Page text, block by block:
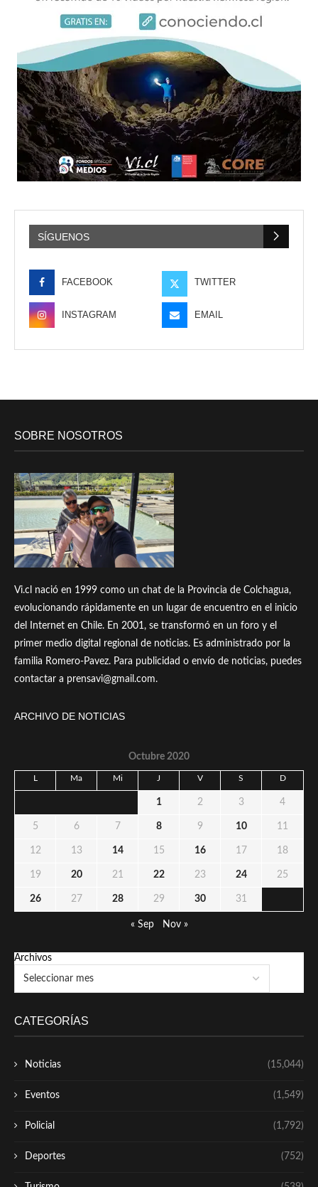
SÍGUENOS
FACEBOOK TWITTER
INSTAGRAM EMAIL
SOBRE NOSOTROS
Vi.cl nació en 1999 como un chat de la Provincia de Colchagua,
evolucionando rápidamente en un lugar de encuentro en el inicio
del Internet en Chile. En 2001, se transformó en un foro y el
primer medio digital regional de noticias. Es administrado por la
familia Romero-Pavez. Para publicidad o envío de noticias, puedes
contactar a prensavi@gmail.com.
ARCHIVO DE NOTICIAS
Octubre 2020
L Ma Mi J V S D
1 2 3 4
5 6 7 8 9 10 11
12 13 14 15 16 17 18
19 20 21 22 23 24 25
26 27 28 29 30 31
« Sep Nov »
Archivos
CATEGORÍAS
Noticias (15,044)
Eventos (1,549)
Policial (1,792)
Deportes (752)